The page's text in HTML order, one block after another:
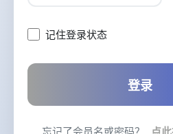
记住登录状态
登录
忘记了会员名或密码？ 点